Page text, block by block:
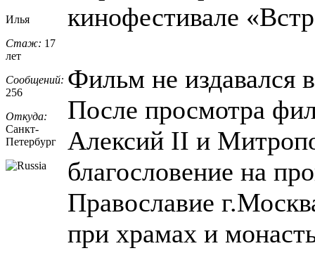
Илья
Стаж: 17
лет
Сообщений:
256
Откуда:
Санкт-
Петерб​ург
кинофестивале
Фильм не издавался
После просмотра
Алексий II и
благословение на
Православие
при храмах и